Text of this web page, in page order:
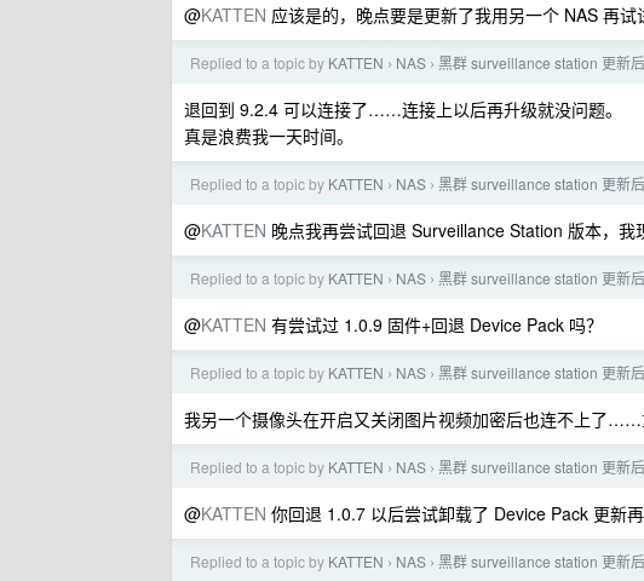
@KATTEN 应该是的，晚点要是更新了我用另一个 NAS 再试
Replied to a topic by KATTEN › NAS › 黑群 surveillance station 更新
退回到 9.2.4 可以连接了……连接上以后再升级就没问题。
真是浪费我一天时间。
Replied to a topic by KATTEN › NAS › 黑群 surveillance station 更新
@KATTEN 晚点我再尝试回退 Surveillance Station 版本，
Replied to a topic by KATTEN › NAS › 黑群 surveillance station 更新
@KATTEN 有尝试过 1.0.9 固件+回退 Device Pack 吗？
Replied to a topic by KATTEN › NAS › 黑群 surveillance station 更新
我另一个摄像头在开启又关闭图片视频加密后也连不上了
Replied to a topic by KATTEN › NAS › 黑群 surveillance station 更新
@KATTEN 你回退 1.0.7 以后尝试卸载了 Device Pack 更新
Replied to a topic by KATTEN › NAS › 黑群 surveillance station 更新